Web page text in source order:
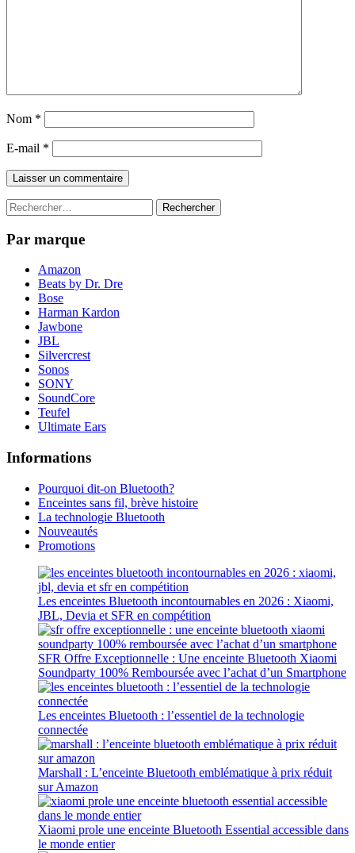
Nom *
E-mail *
Rechercher :
Par marque
Amazon
Beats by Dr. Dre
Bose
Harman Kardon
Jawbone
JBL
Silvercrest
Sonos
SONY
SoundCore
Teufel
Ultimate Ears
Informations
Pourquoi dit-on Bluetooth?
Enceintes sans fil, brève histoire
La technologie Bluetooth
Nouveautés
Promotions
Les enceintes Bluetooth incontournables en 2026 : Xiaomi,
JBL, Devia et SFR en compétition
SFR Offre Exceptionnelle : Une enceinte Bluetooth Xiaomi
Soundparty 100% Remboursée avec l’achat d’un Smartphone
Les enceintes Bluetooth : l’essentiel de la technologie
connectée
Marshall : L’enceinte Bluetooth emblématique à prix réduit
sur Amazon
Xiaomi prole une enceinte Bluetooth Essential accessible dans
le monde entier